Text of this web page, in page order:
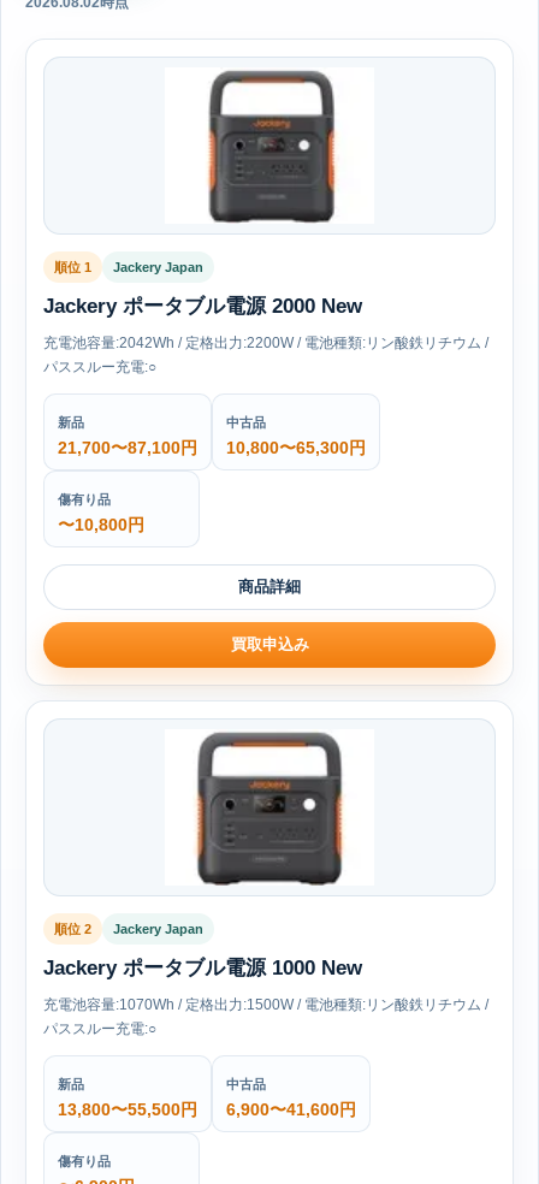
順位 1 Jackery Japan
Jackery ポータブル電源 2000 New
充電池容量:2042Wh / 定格出力:2200W / 電池種類:リン酸鉄リチウム /
パススルー充電:○
新品
21,700〜87,100円
中古品
10,800〜65,300円
傷有り品
〜10,800円
商品詳細
買取申込み
順位 2 Jackery Japan
Jackery ポータブル電源 1000 New
充電池容量:1070Wh / 定格出力:1500W / 電池種類:リン酸鉄リチウム /
パススルー充電:○
新品
13,800〜55,500円
中古品
6,900〜41,600円
傷有り品